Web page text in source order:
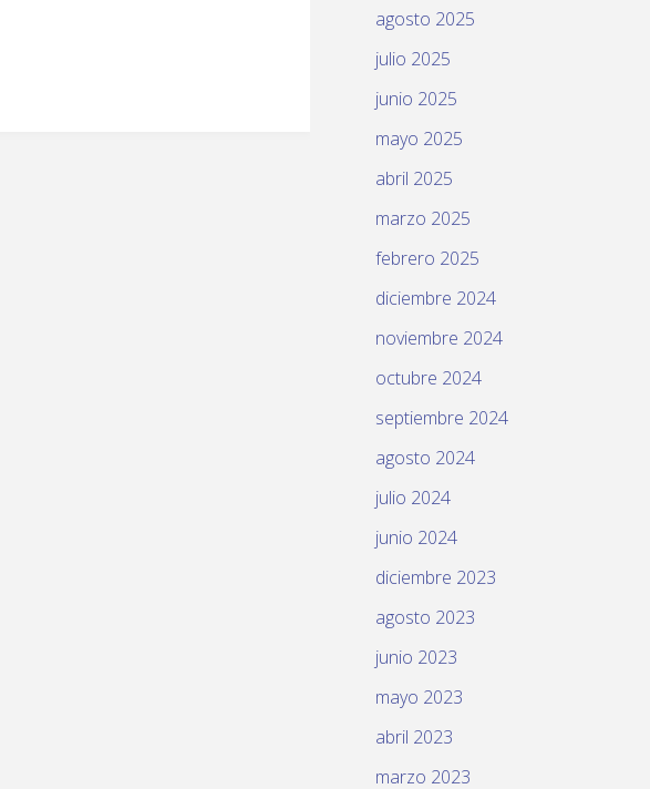
agosto 2025
julio 2025
junio 2025
mayo 2025
abril 2025
marzo 2025
febrero 2025
diciembre 2024
noviembre 2024
octubre 2024
septiembre 2024
agosto 2024
julio 2024
junio 2024
diciembre 2023
agosto 2023
junio 2023
mayo 2023
abril 2023
marzo 2023